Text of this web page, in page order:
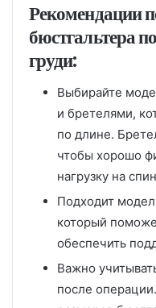
Рекомендации
бюстгальтера
груди:
Выбирайте
и бретелями,
по длине.
чтобы хорошо
нагрузку на
Подходит
который
обеспечить
Важно
после